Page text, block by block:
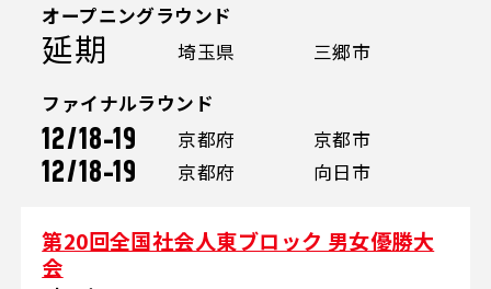
オープニングラウンド
延期 埼玉県
三郷市
ファイナルラウンド
12/18-19 京都府 京都市
12/18-19 京都府 向日市
第20回全国社会人東ブロック 男女優勝大
会